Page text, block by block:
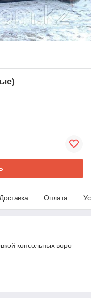
Доставка Оплата
консольных ворот